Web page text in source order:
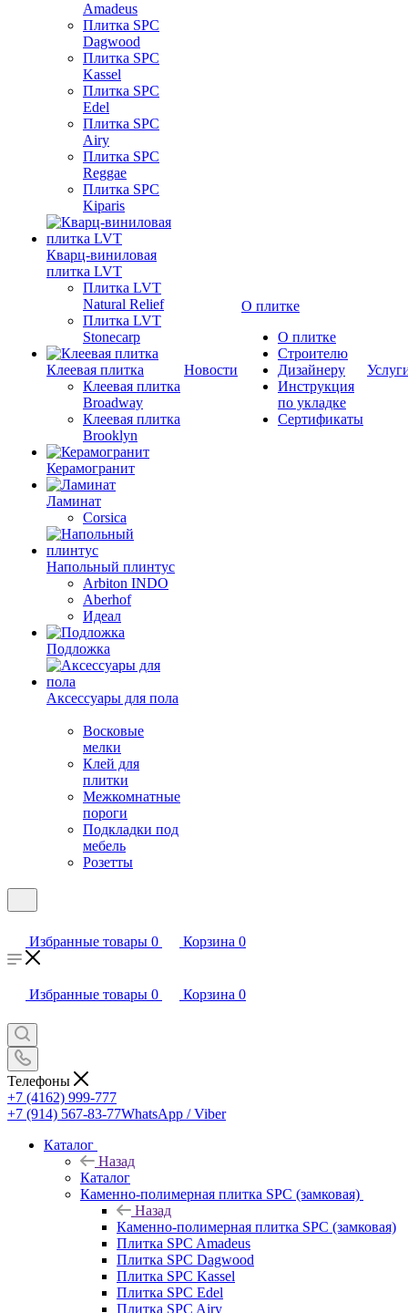
Amadeus
Плитка SPC
Dagwood
Плитка SPC
Kassel
Плитка SPC
Edel
Плитка SPC
Airy
Плитка SPC
Reggae
Плитка SPC
Kiparis
Кварц-виниловая
плитка LVT
Плитка LVT
Natural Relief
Плитка LVT
Stonecarp
Клеевая плитка
Клеевая плитка
Broadway
Клеевая плитка
Brooklyn
Керамогранит
Ламинат
Corsica
Напольный плинтус
Arbiton INDO
Aberhof
Идеал
Подложка
Аксессуары для пола
Восковые
мелки
Клей для
плитки
Межкомнатные
пороги
Подкладки под
мебель
Розетты
Новости
О плитке
О плитке
Строителю
Дизайнеру
Инструкция
по укладке
Сертификаты
Избранные товары 0 Корзина 0
Избранные товары 0 Корзина 0
Телефоны
+7 (4162) 999-777
+7 (914) 567-83-77WhatsApp / Viber
Каталог
Назад
Каталог
Каменно-полимерная плитка SPC (замковая)
Назад
Каменно-полимерная плитка SPC (замковая)
Плитка SPC Amadeus
Плитка SPC Dagwood
Плитка SPC Kassel
Плитка SPC Edel
Плитка SPC Airy